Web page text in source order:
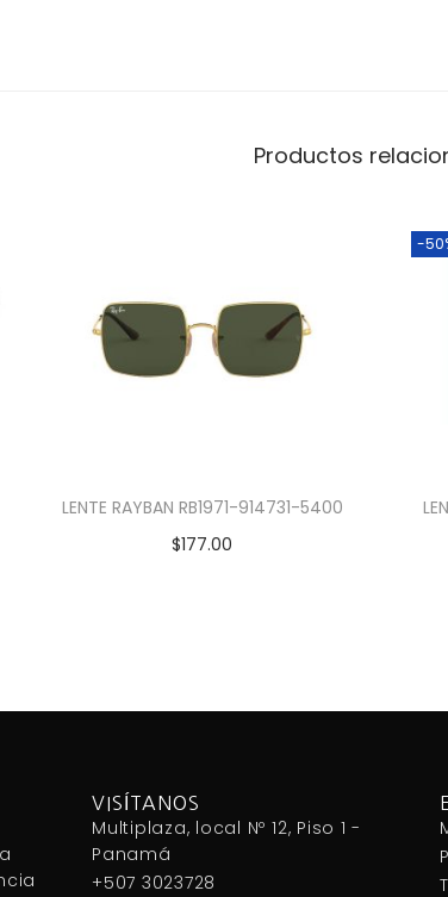
Productos
LENTE RAYBAN RB1971-914731-5400
$177.00
-
VISÍTANOS
Multiplaza, local Nº 12, Piso 1 -
Panamá
+507 3023728